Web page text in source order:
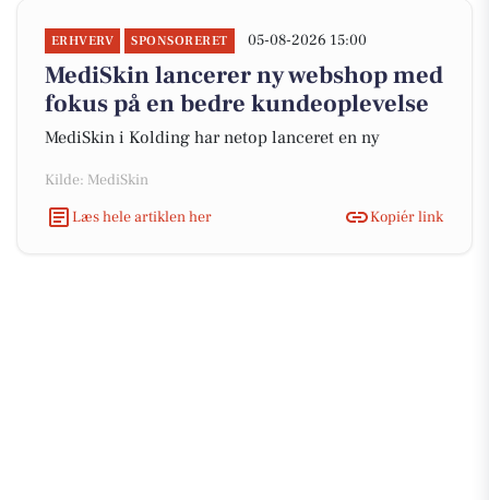
ERHVERV SPONSORERET 05-08-2026 15:00
MediSkin lancerer ny webshop med
fokus på en bedre kundeoplevelse
MediSkin i Kolding har netop lanceret en ny
Kilde: MediSkin
Læs hele artiklen her
Kopiér link